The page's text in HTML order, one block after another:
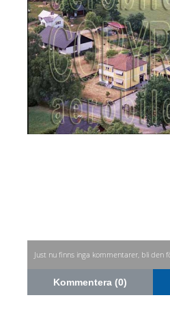
Just nu finns inga kommentarer, bli den
Kommentera (0)